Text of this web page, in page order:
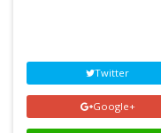
Twitter
Google+